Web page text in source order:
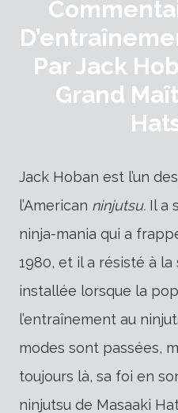
Par Jack
Grand
Jack Hoban est l’un
l’American ninjutsu. Il a
ninja-mania qui a
1980, et il a résisté à la
installée lorsque la
l’entraînement au
modes sont passées,
toujours là, sa foi en
ninjutsu de Masaaki